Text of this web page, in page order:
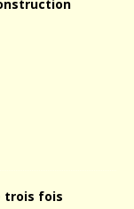
trois fois